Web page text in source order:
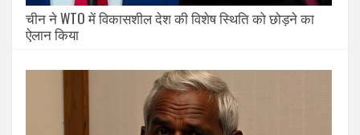
चीन ने WTO में विकासशील देश की विशेष स्थिति को छोड़ने का
ऐलान किया